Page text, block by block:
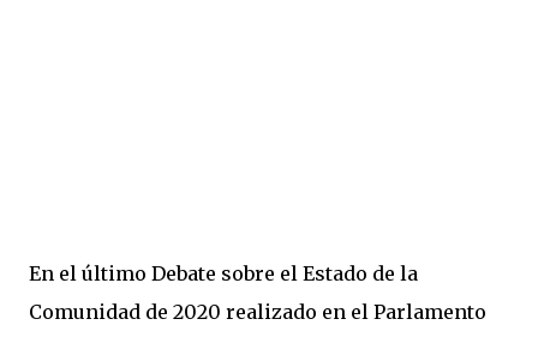
En el último Debate sobre el Estado de la
Comunidad de 2020 realizado en el Parlamento